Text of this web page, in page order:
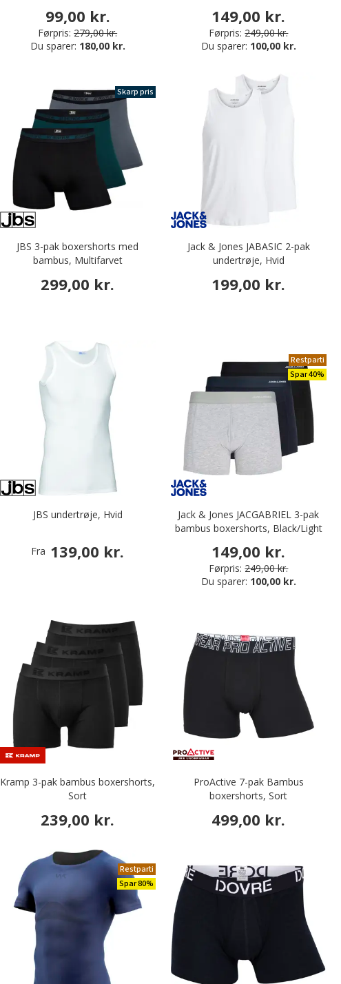
99,00 kr.
Førpris: 279,00 kr.
Du sparer: 180,00 kr.
149,00 kr.
Førpris: 249,00 kr.
Du sparer: 100,00 kr.
Skarp pris
JBS 3-pak boxershorts med
bambus, Multifarvet
299,00 kr.
Jack & Jones JABASIC 2-pak
undertrøje, Hvid
199,00 kr.
JBS undertrøje, Hvid
Fra 139,00 kr.
Restparti
Spar 40%
Jack & Jones JACGABRIEL 3-pak
bambus boxershorts, Black/Light
149,00 kr.
Førpris: 249,00 kr.
Du sparer: 100,00 kr.
Kramp 3-pak bambus boxershorts,
Sort
239,00 kr.
ProActive 7-pak Bambus
boxershorts, Sort
499,00 kr.
Restparti
Spar 80%